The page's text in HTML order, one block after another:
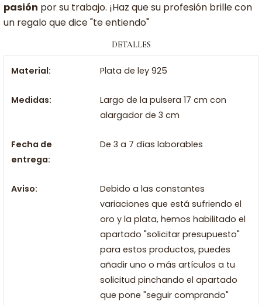
pasión por su trabajo. ¡Haz que su profesión brille con
un regalo que dice "te entiendo"
DETALLES
Material: Plata de ley 925
Medidas:
Largo de la pulsera 17 cm con
alargador de 3 cm
Fecha de
entrega:
De 3 a 7 días laborables
Aviso:
Debido a las constantes
variaciones que está sufriendo el
oro y la plata, hemos habilitado el
apartado "solicitar presupuesto"
para estos productos, puedes
añadir uno o más artículos a tu
solicitud pinchando el apartado
que pone "seguir comprando"